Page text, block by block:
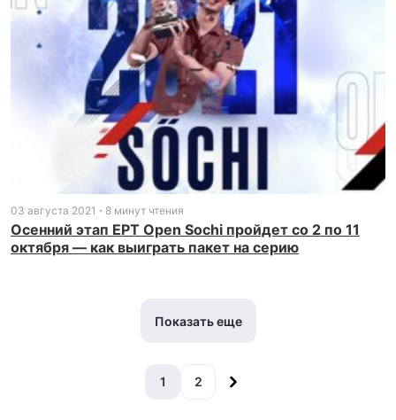
03 августа 2021 8 минут чтения
Осенний этап EPT Open Sochi пройдет со 2 по 11
октября — как выиграть пакет на серию
Показать еще
1 2